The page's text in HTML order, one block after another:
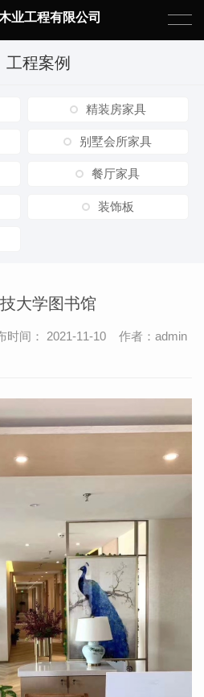
业工程有限公司
工程案例
精装房家具
别墅会所家具
餐厅家具
装饰板
大学图书馆
时间： 2021-11-10 作者：admin